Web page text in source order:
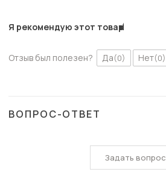
Я рекомендую этот товар
Отзыв был полезен? Да(0) Нет(0)
ВОПРОС-ОТВЕТ
Задать вопрос